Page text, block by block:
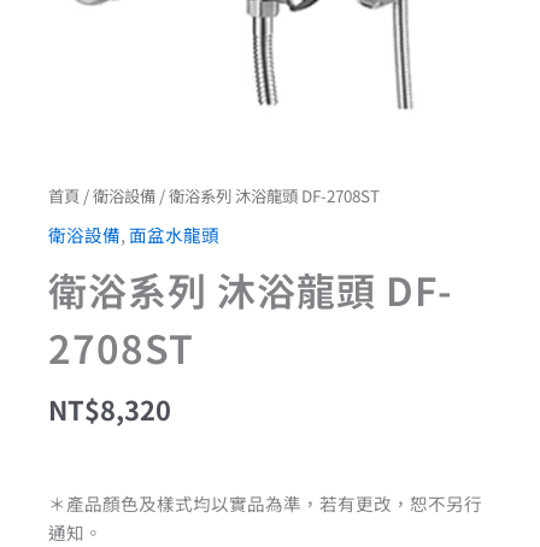
首頁 /衛浴設備 / 衛浴系列 沐浴龍頭 DF-2708ST
衛浴設備,面盆水龍頭
衛浴系列 沐浴龍頭 DF-
2708ST
NT$8,320
＊產品顏色及樣式均以實品為準，若有更改，恕不另行
通知。